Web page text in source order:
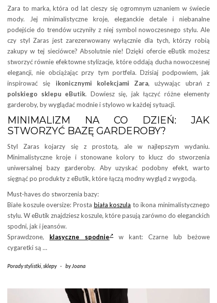
Zara to marka, która od lat cieszy się ogromnym uznaniem w świecie
mody. Jej minimalistyczne kroje, eleganckie detale i niebanalne
podejście do trendów uczyniły z niej symbol nowoczesnego stylu. Ale
czy styl Zaras jest zarezerwowany wyłącznie dla tych, którzy robią
zakupy w tej sieciówce? Absolutnie nie! Dzięki ofercie eButik możesz
stworzyć równie efektowne stylizacje, które oddają ducha nowoczesnej
elegancji, nie obciążając przy tym portfela. Dzisiaj podpowiem, jak
inspirować się ikonicznymi kolekcjami Zara, używając ubrań z
polskiego sklepu eButik. Dowiesz się, jak łączyć różne elementy
garderoby, by wyglądać modnie i stylowo w każdej sytuacji.
MINIMALIZM NA CO DZIEŃ: JAK
STWORZYĆ BAZĘ GARDEROBY?
Styl Zaras kojarzy się z prostotą, ale w najlepszym wydaniu.
Minimalistyczne kroje i stonowane kolory to klucz do stworzenia
uniwersalnej bazy garderoby. Aby uzyskać podobny efekt, warto
sięgnąć po produkty z eButik, które łączą modny wygląd z wygodą.
Must-haves do stworzenia bazy:
Białe koszule oversize: Prosta biała koszula to ikona minimalistycznego
stylu. W eButik znajdziesz koszule, które pasują zarówno do eleganckich
spodni, jak i jeansów.
Sprawdzone, klasyczne spodnie
w kant: Czarne lub beżowe
cygaretki są …
Porady stylistki sklepy - by Joana